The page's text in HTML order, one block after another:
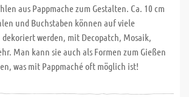
aus Pappmache zum Gestalten. Ca. 10 cm
und Buchstaben können auf viele
werden, mit Decopatch, Mosaik,
Man kann sie auch als Formen zum Gießen
was mit Pappmaché oft möglich ist!